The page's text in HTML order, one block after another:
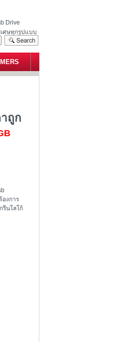
Drive
ศษทุกรูปแบบ
ถูก
งการ
รีนโลโก้